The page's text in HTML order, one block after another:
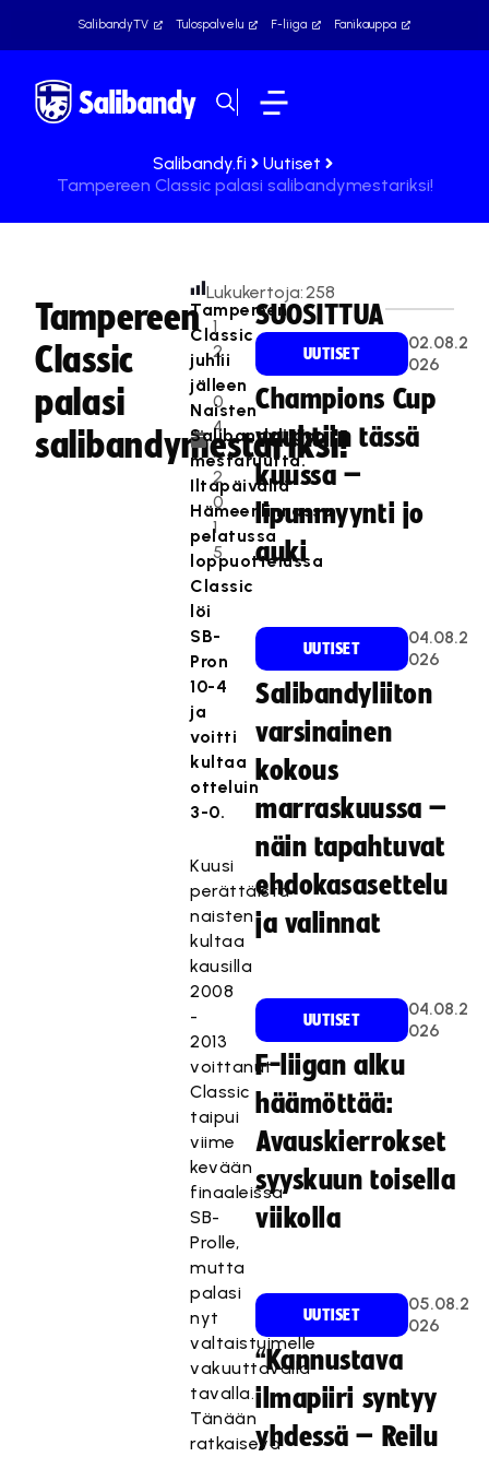
SalibandyTV Tulospalvelu F-liiga Fanikauppa
Salibandy.fi
Uutiset
Tampereen Classic palasi salibandymestariksi!
Tampereen
Classic
palasi
salibandymestariksi!
1
2
.
0
4
.
2
0
1
5
Lukukertoja:258
Tampereen
Classic
juhlii
jälleen
Naisten
Salibandyliigan
mestaruutta.
Iltapäivällä
Hämeenlinnassa
pelatussa
loppuottelussa
Classic
löi
SB-
Pron
10-4
ja
voitti
kultaa
otteluin
3-0.
Kuusi
perättäistä
naisten
kultaa
kausilla
2008
-
2013
voittanut
Classic
taipui
viime
kevään
finaaleissa
SB-
Prolle,
mutta
palasi
nyt
valtaistuimelle
vakuuttavalla
tavalla.
Tänään
ratkaiseva
SUOSITTUA
UUTISET
02.08.2
026
Champions Cup
vauhtiin tässä
kuussa –
lipunmyynti jo
auki
UUTISET
04.08.2
026
Salibandyliiton
varsinainen
kokous
marraskuussa –
näin tapahtuvat
ehdokasasettelu
ja valinnat
UUTISET
04.08.2
026
F-liigan alku
häämöttää:
Avauskierrokset
syyskuun toisella
viikolla
UUTISET
05.08.2
026
“Kannustava
ilmapiiri syntyy
yhdessä – Reilu